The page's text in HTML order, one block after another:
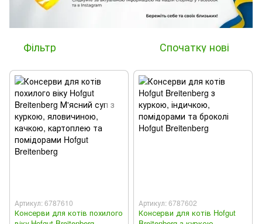
Фільтр Спочатку нові
Артикул: 6787610
Консерви для котів похилого
Артикул: 6787602
Консерви для котів Hofgut